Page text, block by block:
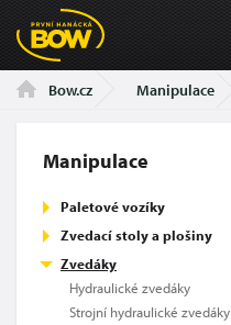
Bow.cz Manipulace
Manipulace
Paletové vozíky
Zvedací stoly a plošiny
Zvedáky
Hydraulické zvedáky
Strojní hydraulické zvedáky